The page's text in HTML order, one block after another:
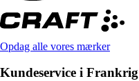
Opdag alle vores mærker
Kundeservice i Frankrig